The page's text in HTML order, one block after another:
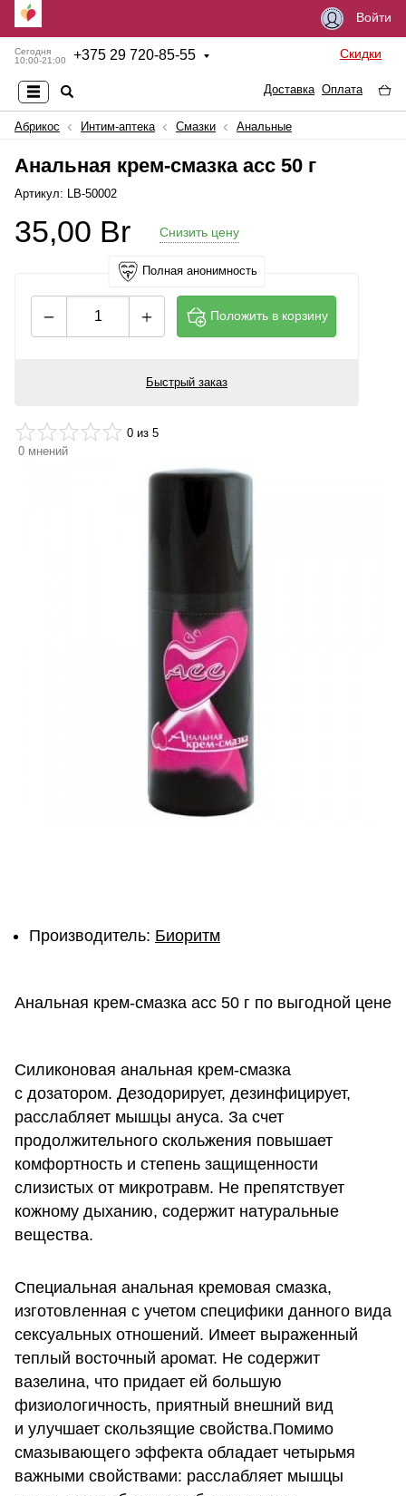
Войти
Сегодня
10:00-21:00
+375 29 720-85-55 Скидки
Доставка Оплата
Абрикос Интим-аптека Смазки Анальные
Анальная крем-смазка асс 50 г
Артикул: LB-50002
35,00 Br Снизить цену
Полная анонимность
Положить в корзину
Быстрый заказ
0 из 5
0 мнений
Производитель: Биоритм
Анальная крем-смазка асс 50 г по выгодной цене
Силиконовая анальная крем-смазка
с дозатором. Дезодорирует, дезинфицирует,
расслабляет мышцы ануса. За счет
продолжительного скольжения повышает
комфортность и степень защищенности
слизистых от микротравм. Не препятствует
кожному дыханию, содержит натуральные
вещества.
Специальная анальная кремовая смазка,
изготовленная с учетом специфики данного вида
сексуальных отношений. Имеет выраженный
теплый восточный аромат. Не содержит
вазелина, что придает ей большую
физиологичность, приятный внешний вид
и улучшает скользящие свойства.Помимо
смазывающего эффекта обладает четырьмя
важными свойствами: расслабляет мышцы